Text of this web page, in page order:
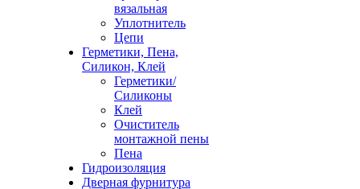
вязальная
Уплотнитель
Цепи
Герметики, Пена,
Силикон, Клей
Герметики/
Силиконы
Клей
Очиститель
монтажной пены
Пена
Гидроизоляция
Дверная фурнитура